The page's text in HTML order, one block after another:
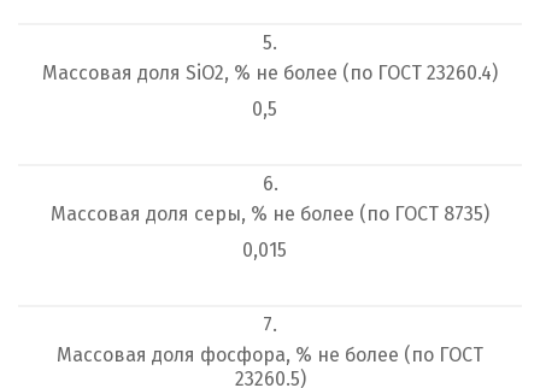
5.
Массовая доля SiO2, % не более (по ГОСТ 23260.4)
0,5
6.
Массовая доля серы, % не более (по ГОСТ 8735)
0,015
7.
Массовая доля фосфора, % не более (по ГОСТ
23260.5)